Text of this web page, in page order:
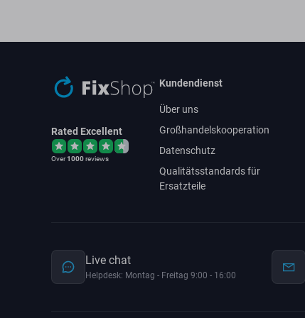
Rated Excellent
Over1000reviews
Kundendienst
Über uns
Großhandelskooperation
Datenschutz
Qualitätsstandards für
Ersatzteile
Live chat
Helpdesk: Montag - Freitag 9:00 - 16:00